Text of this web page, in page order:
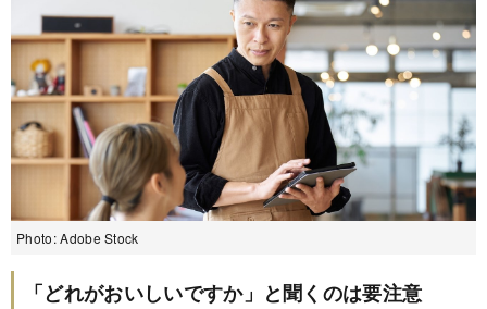
Photo: Adobe Stock
「どれがおいしいですか」と聞くのは要注意